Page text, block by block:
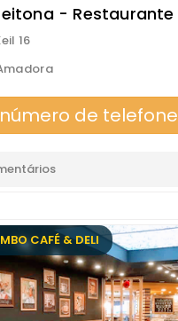
- Restaurante
16
de telefone
CAFÉ & DELI